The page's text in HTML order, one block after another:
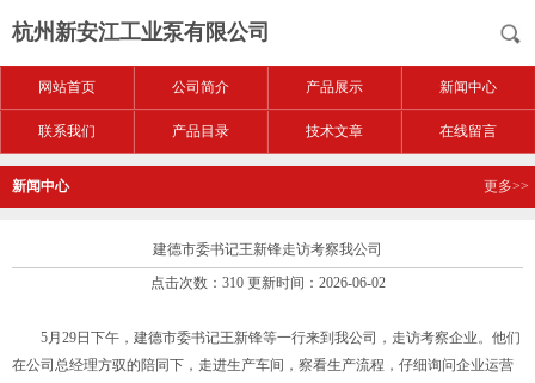
杭州新安江工业泵有限公司
网站首页 公司简介 产品展示 新闻中心
联系我们 产品目录 技术文章 在线留言
新闻中心 更多>>
建德市委书记王新锋走访考察我公司
点击次数：310 更新时间：2026-06-02
5月29日下午，建德市委书记王新锋等一行来到我公司，走访考察企业。他们
在公司总经理方驭的陪同下，走进生产车间，察看生产流程，仔细询问企业运营